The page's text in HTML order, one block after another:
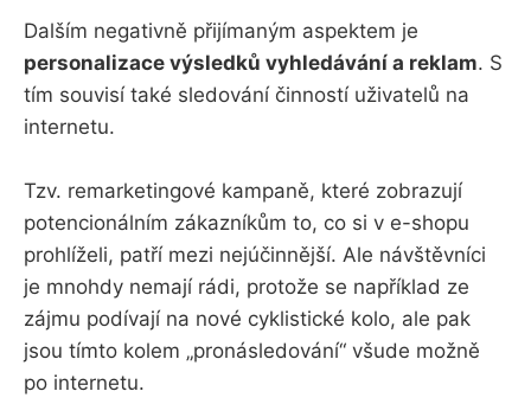
Dalším negativně přijímaným aspektem je
personalizace výsledků vyhledávání a reklam. S
tím souvisí také sledování činností uživatelů na
internetu.
Tzv. remarketingové kampaně, které zobrazují
potencionálním zákazníkům to, co si v e-shopu
prohlíželi, patří mezi nejúčinnější. Ale návštěvníci
je mnohdy nemají rádi, protože se například ze
zájmu podívají na nové cyklistické kolo, ale pak
jsou tímto kolem „pronásledování“ všude možně
po internetu.